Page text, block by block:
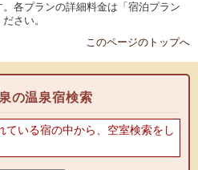
各プランの詳細料金は「宿泊プラン
さい。
このページのトップへ
の温泉宿検索
いる宿の中から、空室検索をし